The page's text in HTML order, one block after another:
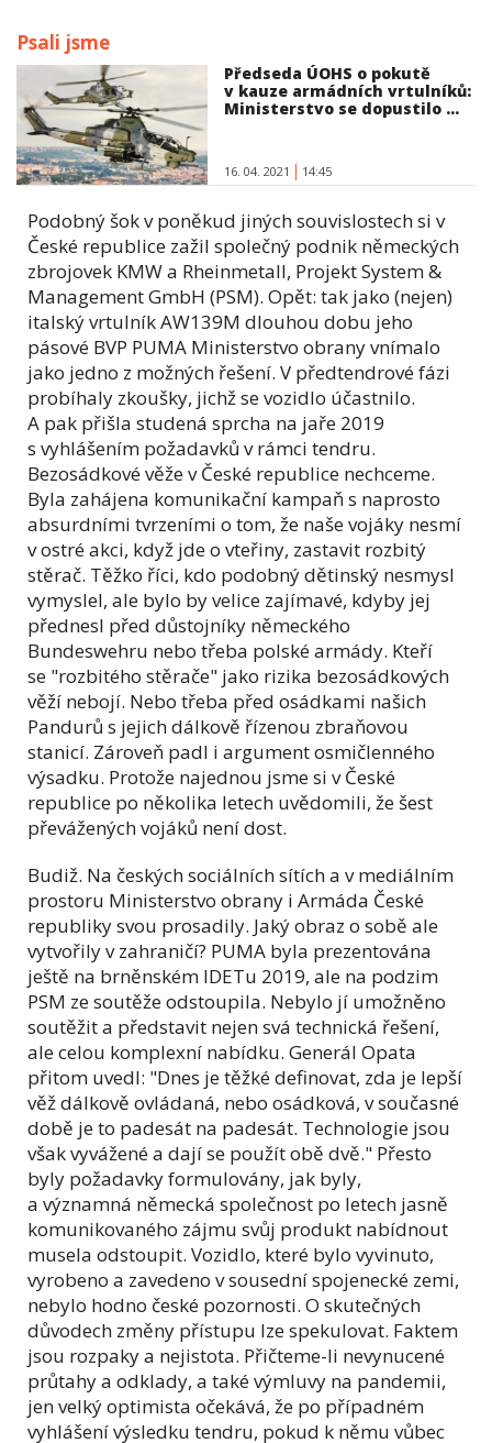
Psali jsme
Předseda ÚOHS o pokutě
v kauze armádních vrtulníků:
Ministerstvo se dopustilo ...
16. 04. 2021 14:45
Podobný šok v poněkud jiných souvislostech si v
České republice zažil společný podnik německých
zbrojovek KMW a Rheinmetall, Projekt System &
Management GmbH (PSM). Opět: tak jako (nejen)
italský vrtulník AW139M dlouhou dobu jeho
pásové BVP PUMA Ministerstvo obrany vnímalo
jako jedno z možných řešení. V předtendrové fázi
probíhaly zkoušky, jichž se vozidlo účastnilo.
A pak přišla studená sprcha na jaře 2019
s vyhlášením požadavků v rámci tendru.
Bezosádkové věže v České republice nechceme.
Byla zahájena komunikační kampaň s naprosto
absurdními tvrzeními o tom, že naše vojáky nesmí
v ostré akci, když jde o vteřiny, zastavit rozbitý
stěrač. Těžko říci, kdo podobný dětinský nesmysl
vymyslel, ale bylo by velice zajímavé, kdyby jej
přednesl před důstojníky německého
Bundeswehru nebo třeba polské armády. Kteří
se "rozbitého stěrače" jako rizika bezosádkových
věží nebojí. Nebo třeba před osádkami našich
Pandurů s jejich dálkově řízenou zbraňovou
stanicí. Zároveň padl i argument osmičlenného
výsadku. Protože najednou jsme si v České
republice po několika letech uvědomili, že šest
převážených vojáků není dost.
Budiž. Na českých sociálních sítích a v mediálním
prostoru Ministerstvo obrany i Armáda České
republiky svou prosadily. Jaký obraz o sobě ale
vytvořily v zahraničí? PUMA byla prezentována
ještě na brněnském IDETu 2019, ale na podzim
PSM ze soutěže odstoupila. Nebylo jí umožněno
soutěžit a představit nejen svá technická řešení,
ale celou komplexní nabídku. Generál Opata
přitom uvedl: "Dnes je těžké definovat, zda je lepší
věž dálkově ovládaná, nebo osádková, v současné
době je to padesát na padesát. Technologie jsou
však vyvážené a dají se použít obě dvě." Přesto
byly požadavky formulovány, jak byly,
a významná německá společnost po letech jasně
komunikovaného zájmu svůj produkt nabídnout
musela odstoupit. Vozidlo, které bylo vyvinuto,
vyrobeno a zavedeno v sousední spojenecké zemi,
nebylo hodno české pozornosti. O skutečných
důvodech změny přístupu lze spekulovat. Faktem
jsou rozpaky a nejistota. Přičteme-li nevynucené
průtahy a odklady, a také výmluvy na pandemii,
jen velký optimista očekává, že po případném
vyhlášení výsledku tendru, pokud k němu vůbec